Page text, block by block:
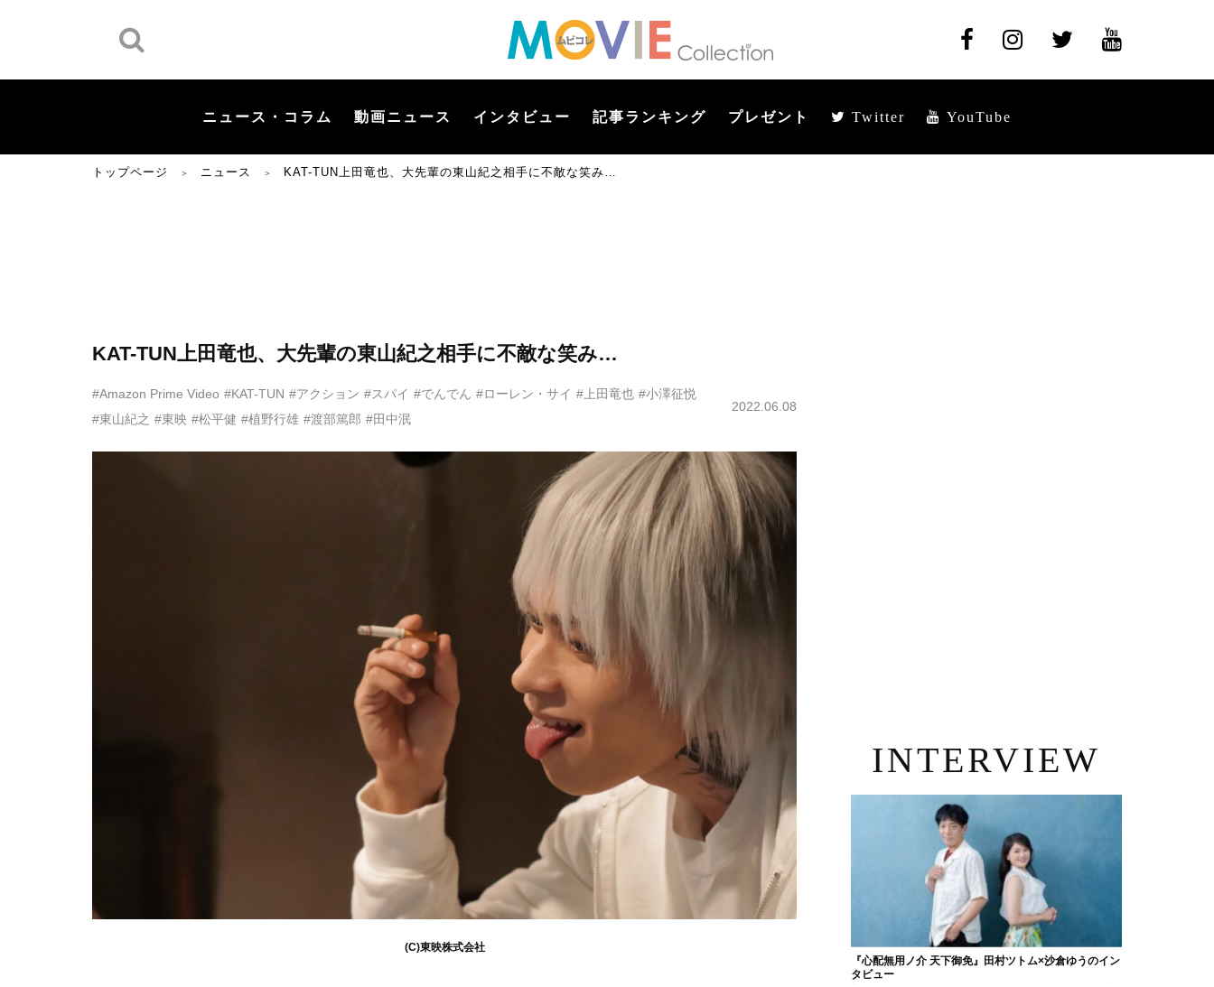
ニュース・コラム 動画ニュース インタビュー 記事ランキング プレゼント Twitter YouTube
トップページ ＞ ニュース ＞ KAT-TUN上田竜也、大先輩の東山紀之相手に不敵な笑み…
KAT-TUN上田竜也、大先輩の東山紀之相手に不敵な笑み…
#Amazon Prime Video #KAT-TUN #アクション #スパイ #でんでん #ローレン・サイ #上田竜也 #小澤征悦
#東山紀之 #東映 #松平健 #植野行雄 #渡部篤郎 #田中泯
2022.06.08
(C)東映株式会社
INTERVIEW
『心配無用ノ介 天下御免』田村ツトム×沙倉ゆうのイン
タビュー